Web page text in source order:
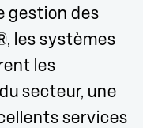
gestion des
les systèmes
les
secteur, une
services